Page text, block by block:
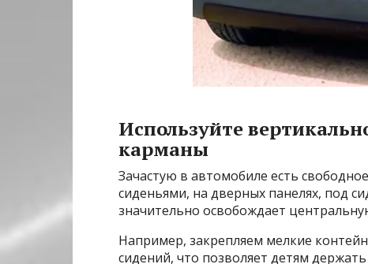
Используйте
карманы
Зачастую в автомобиле есть
сиденьями, на дверных панелях, под
значительно освобождает
Например, закрепляем мелкие
сидений, что позволяет детям